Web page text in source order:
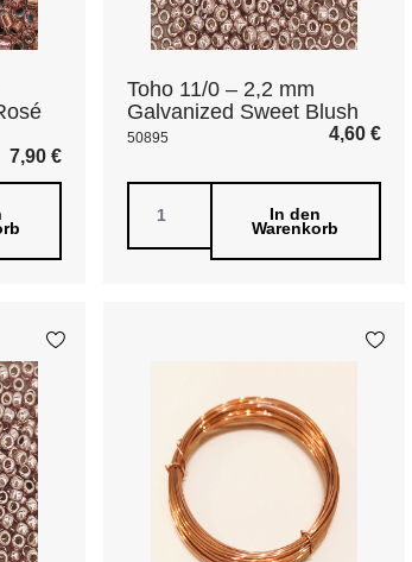
7,90 €
Toho 11/0 – 2,2 mm
Galvanized Sweet Blush
50895 4,60 €
In den
Warenkorb